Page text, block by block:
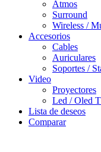
Atmos
Surround
Wireless /
Accesorios
Cables
Auriculares
Soportes /
Video
Proyectores
Led / Oled
Lista de deseos
Comparar